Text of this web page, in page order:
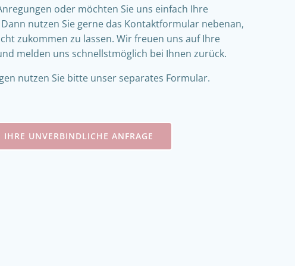
oder möchten Sie uns einfach Ihre
nutzen Sie gerne das Kontaktformular nebenan,
zukommen zu lassen. Wir freuen uns auf Ihre
melden uns schnellstmöglich bei Ihnen zurück.
nutzen Sie bitte unser separates Formular.
IHRE UNVERBINDLICHE ANFRAGE